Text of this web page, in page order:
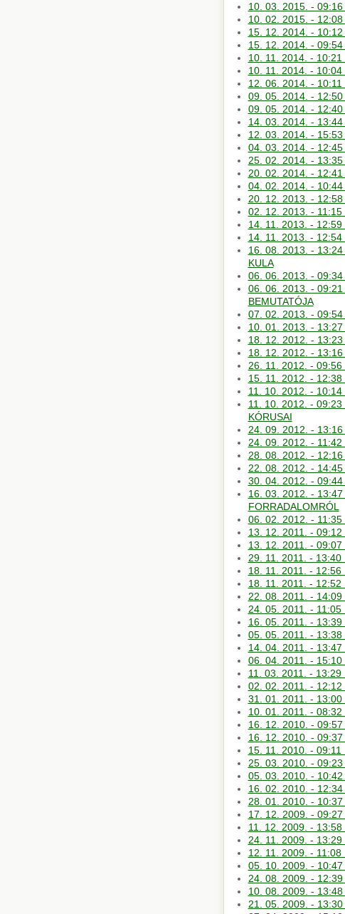
10. 03. 2015. -
10. 02. 2015. -
15. 12. 2014. -
15. 12. 2014. -
10. 11. 2014. -
10. 11. 2014. -
12. 06. 2014. -
09. 05. 2014. -
09. 05. 2014. -
14. 03. 2014. -
12. 03. 2014. -
04. 03. 2014. -
25. 02. 2014. -
20. 02. 2014. -
04. 02. 2014. -
20. 12. 2013. -
02. 12. 2013. -
14. 11. 2013. -
14. 11. 2013. -
16. 08. 2013. -
KULA
06. 06. 2013. -
06. 06. 2013. -
BEMUTATÓJA
07. 02. 2013. -
10. 01. 2013. -
18. 12. 2012. -
18. 12. 2012. -
26. 11. 2012. -
15. 11. 2012. -
11. 10. 2012. -
11. 10. 2012. -
KÓRUSAI
24. 09. 2012. -
24. 09. 2012. -
28. 08. 2012. -
22. 08. 2012. -
30. 04. 2012. -
16. 03. 2012. -
FORRADALOMRÓL
06. 02. 2012. -
13. 12. 2011. -
13. 12. 2011. -
29. 11. 2011. -
18. 11. 2011. -
18. 11. 2011. -
22. 08. 2011. -
24. 05. 2011. -
16. 05. 2011. -
05. 05. 2011. -
14. 04. 2011. -
06. 04. 2011. -
11. 03. 2011. -
02. 02. 2011. -
31. 01. 2011. -
10. 01. 2011. -
16. 12. 2010. -
16. 12. 2010. -
15. 11. 2010. -
25. 03. 2010. -
05. 03. 2010. -
16. 02. 2010. -
28. 01. 2010. -
17. 12. 2009. -
11. 12. 2009. -
24. 11. 2009. -
12. 11. 2009. -
05. 10. 2009. -
24. 08. 2009. -
10. 08. 2009. -
21. 05. 2009. -